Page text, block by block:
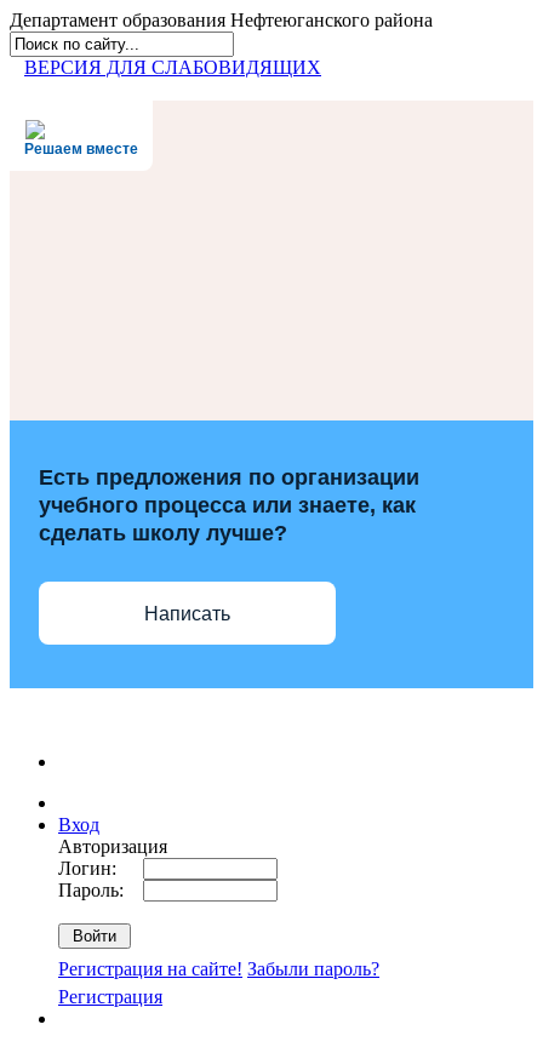
Департамент образования Нефтеюганского района
ВЕРСИЯ ДЛЯ СЛАБОВИДЯЩИХ
Решаем вместе
Есть предложения по организации
учебного процесса или знаете, как
сделать школу лучше?
Написать
Вход
Авторизация
Логин:
Пароль:
Регистрация на сайте! Забыли пароль?
Регистрация